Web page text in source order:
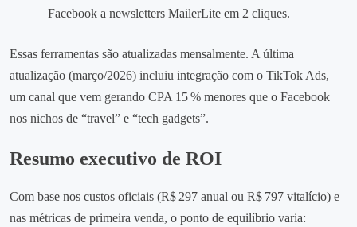
Facebook a newsletters MailerLite em 2 cliques.
Essas ferramentas são atualizadas mensalmente. A última
atualização (março/2026) incluiu integração com o TikTok Ads,
um canal que vem gerando CPA 15 % menores que o Facebook
nos nichos de “travel” e “tech gadgets”.
Resumo executivo de ROI
Com base nos custos oficiais (R$ 297 anual ou R$ 797 vitalício) e
nas métricas de primeira venda, o ponto de equilíbrio varia: